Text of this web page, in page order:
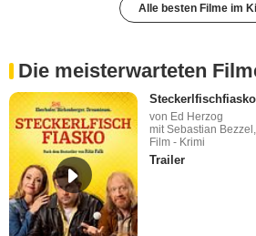
Alle besten Filme im
Die meisterwarteten
Steckerlfischfiasko
von Ed Herzog
mit Sebastian
Film - Krimi
Trailer